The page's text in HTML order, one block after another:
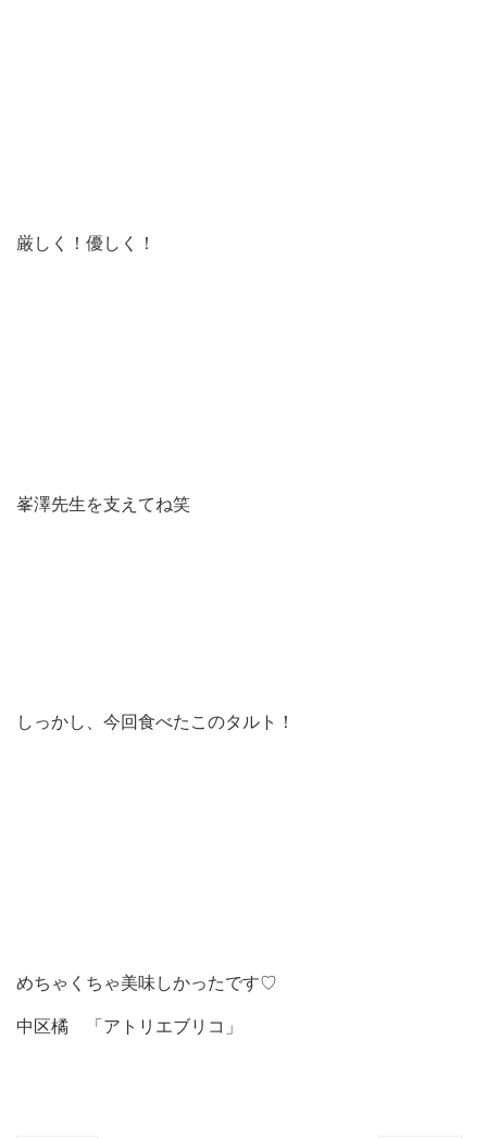
厳しく！優しく！
峯澤先生を支えてね笑
しっかし、今回食べたこのタルト！
めちゃくちゃ美味しかったです♡
中区橘 「アトリエブリコ」